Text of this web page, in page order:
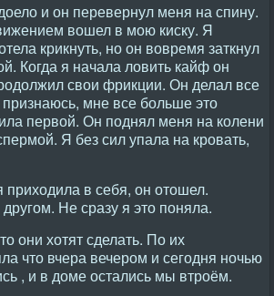
и он перевернул меня на спину.
вошел в мою киску. Я
крикнуть, но он вовремя заткнул
Когда я начала ловить кайф он
свои фрикции. Он делал все
признаюсь, мне все больше это
первой. Он поднял меня на колени
Я без сил упала на кровать,
приходила в себя, он отошел.
Не сразу я это поняла.
они хотят сделать. По их
что вчера вечером и сегодня ночью
, и в доме остались мы втроём.